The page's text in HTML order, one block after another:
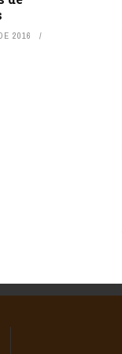
2016